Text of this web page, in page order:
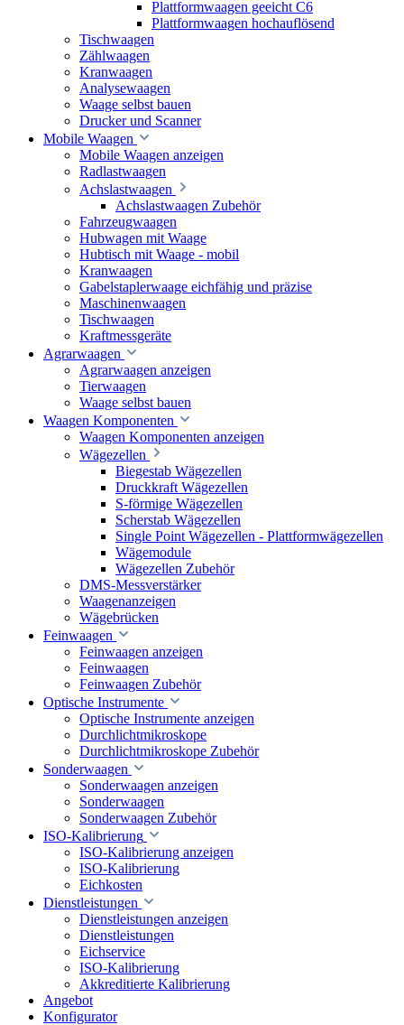
Plattformwaagen geeicht C6
Plattformwaagen hochauflösend
Tischwaagen
Zählwaagen
Kranwaagen
Analysewaagen
Waage selbst bauen
Drucker und Scanner
Mobile Waagen
Mobile Waagen anzeigen
Radlastwaagen
Achslastwaagen
Achslastwaagen Zubehör
Fahrzeugwaagen
Hubwagen mit Waage
Hubtisch mit Waage - mobil
Kranwaagen
Gabelstaplerwaage eichfähig und präzise
Maschinenwaagen
Tischwaagen
Kraftmessgeräte
Agrarwaagen
Agrarwaagen anzeigen
Tierwaagen
Waage selbst bauen
Waagen Komponenten
Waagen Komponenten anzeigen
Wägezellen
Biegestab Wägezellen
Druckkraft Wägezellen
S-förmige Wägezellen
Scherstab Wägezellen
Single Point Wägezellen - Plattformwägezellen
Wägemodule
Wägezellen Zubehör
DMS-Messverstärker
Waagenanzeigen
Wägebrücken
Feinwaagen
Feinwaagen anzeigen
Feinwaagen
Feinwaagen Zubehör
Optische Instrumente
Optische Instrumente anzeigen
Durchlichtmikroskope
Durchlichtmikroskope Zubehör
Sonderwaagen
Sonderwaagen anzeigen
Sonderwaagen
Sonderwaagen Zubehör
ISO-Kalibrierung
ISO-Kalibrierung anzeigen
ISO-Kalibrierung
Eichkosten
Dienstleistungen
Dienstleistungen anzeigen
Dienstleistungen
Eichservice
ISO-Kalibrierung
Akkreditierte Kalibrierung
Angebot
Konfigurator